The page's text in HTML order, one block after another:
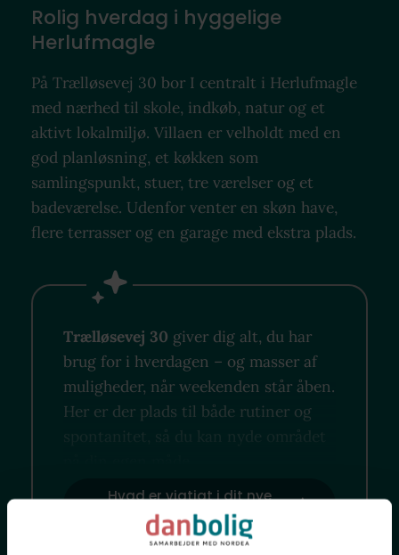
Rolig hverdag i hyggelige
Herlufmagle
På Trælløsevej 30 bor I centralt i Herlufmagle
med nærhed til skole, indkøb, natur og et
aktivt lokalmiljø. Villaen er velholdt med en
god planløsning, et køkken som
samlingspunkt, stuer, tre værelser og et
badeværelse. Udenfor venter en skøn have,
flere terrasser og en garage med ekstra plads.
Trælløsevej 30 giver dig alt, du har
brug for i hverdagen – og masser af
muligheder, når weekenden står åben.
Her er der plads til både rutiner og
spontanitet, så du kan nyde området
Hvad er vigtigt i dit nye
nabolag?